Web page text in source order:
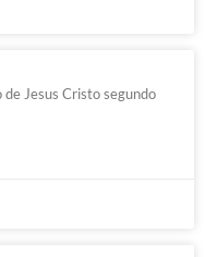
Jesus Cristo segundo